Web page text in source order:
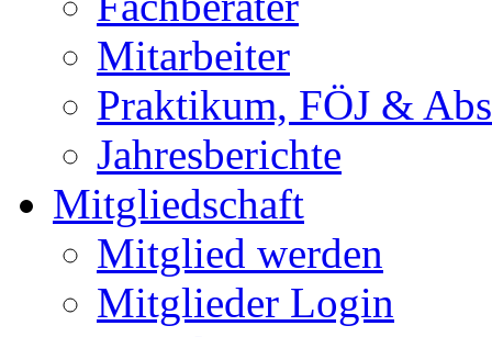
Mitarbeiter
Praktikum, FÖJ &
Jahresberichte
Mitgliedschaft
Mitglied werden
Mitglieder Login